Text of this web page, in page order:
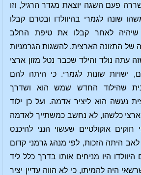
פעם השגה יוצאת מגדר הרגיל, וזו
שונה לגמרי בהיוולדו ובטרם קבלו
שיהיה לאחר קבלו את טיפת החלב
התזונה הארצית. להשגות הגרמניות
עתה נולד והילד שכבר נטל מזון ארצי
ישויות שונות לגמרי. כי היתה להם
שהילוד החדש שמש הוא ושדרך
נעשה הוא ליציר אדמה. ועל כן ילוד
כלשהו, לא נחשב כמשתייך לאדמה
חוקים אוקולטיים שעשוי הנני להיכנס
היתה הזכות, לפי מנהג גרמני קדום
היו מניחים אותו בדרך כלל ליד
היה להמיתו, כי לא הווה עדיין יציר